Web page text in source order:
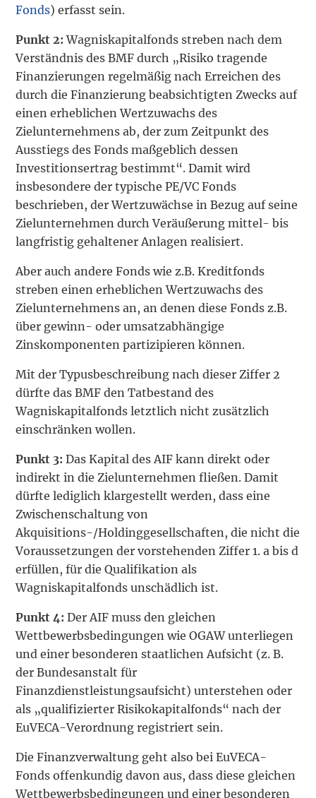
Fonds) erfasst sein.
Punkt 2: Wagniskapitalfonds streben nach dem
Verständnis des BMF durch „Risiko tragende
Finanzierungen regelmäßig nach Erreichen des
durch die Finanzierung beabsichtigten Zwecks auf
einen erheblichen Wertzuwachs des
Zielunternehmens ab, der zum Zeitpunkt des
Ausstiegs des Fonds maßgeblich dessen
Investitionsertrag bestimmt“. Damit wird
insbesondere der typische PE/VC Fonds
beschrieben, der Wertzuwächse in Bezug auf seine
Zielunternehmen durch Veräußerung mittel- bis
langfristig gehaltener Anlagen realisiert.
Aber auch andere Fonds wie z.B. Kreditfonds
streben einen erheblichen Wertzuwachs des
Zielunternehmens an, an denen diese Fonds z.B.
über gewinn- oder umsatzabhängige
Zinskomponenten partizipieren können.
Mit der Typusbeschreibung nach dieser Ziffer 2
dürfte das BMF den Tatbestand des
Wagniskapitalfonds letztlich nicht zusätzlich
einschränken wollen.
Punkt 3: Das Kapital des AIF kann direkt oder
indirekt in die Zielunternehmen fließen. Damit
dürfte lediglich klargestellt werden, dass eine
Zwischenschaltung von
Akquisitions-/Holdinggesellschaften, die nicht die
Voraussetzungen der vorstehenden Ziffer 1. a bis d
erfüllen, für die Qualifikation als
Wagniskapitalfonds unschädlich ist.
Punkt 4: Der AIF muss den gleichen
Wettbewerbsbedingungen wie OGAW unterliegen
und einer besonderen staatlichen Aufsicht (z. B.
der Bundesanstalt für
Finanzdienstleistungsaufsicht) unterstehen oder
als „qualifizierter Risikokapitalfonds“ nach der
EuVECA-Verordnung registriert sein.
Die Finanzverwaltung geht also bei EuVECA-
Fonds offenkundig davon aus, dass diese gleichen
Wettbewerbsbedingungen und einer besonderen